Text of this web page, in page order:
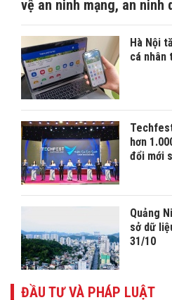
vệ an ninh mạng, an ninh
Hà Nội
cá nhân
hơn
đổi mới
Quảng
sở dữ
31/10
ĐẦU TƯ VÀ PHÁP LUẬT